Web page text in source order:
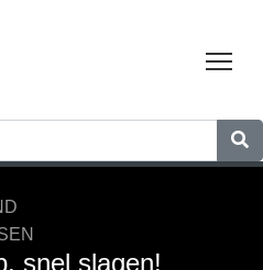
snel slagen!